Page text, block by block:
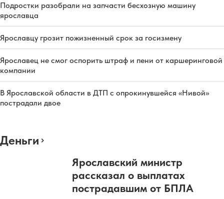
Подростки разобрали на запчасти бесхозную машину
ярославца
Ярославцу грозит пожизненный срок за госизмену
Ярославец не смог оспорить штраф и пени от каршеринговой
компании
В Ярославской области в ДТП с опрокинувшейся «Нивой»
пострадали двое
Деньги
Ярославский министр
рассказал о выплатах
пострадавшим от БПЛА